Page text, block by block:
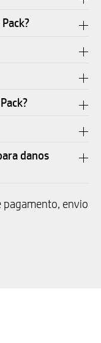
danos
pagamento, envio